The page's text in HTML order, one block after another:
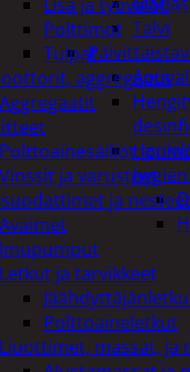
Talvi
Polttimot
Tulpat
aggregaatit
Aggregaatit
Polttoainesäiliöt,
Vinssit ja varusteet
ja nesteet
Avaimet
Imupumput
Letkut ja tarvikkeet
Polttoaineletkut
Liuottimet, massat, ja